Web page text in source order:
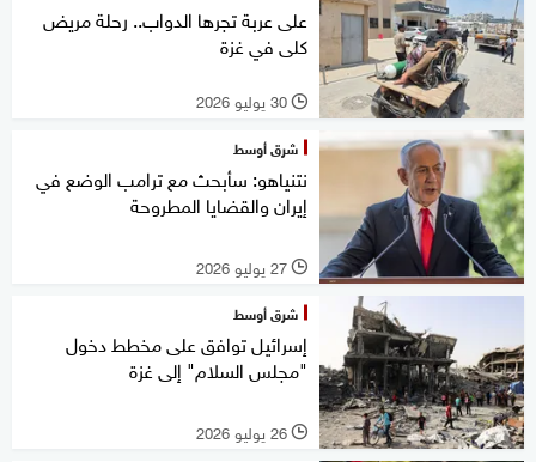
على عربة تجرها الدواب.. رحلة مريض
كلى في غزة
l 30 يوليو 2026
شرق أوسط
نتنياهو: سأبحث مع ترامب الوضع في
إيران والقضايا المطروحة
l 27 يوليو 2026
شرق أوسط
إسرائيل توافق على مخطط دخول
"مجلس السلام" إلى غزة
l 26 يوليو 2026